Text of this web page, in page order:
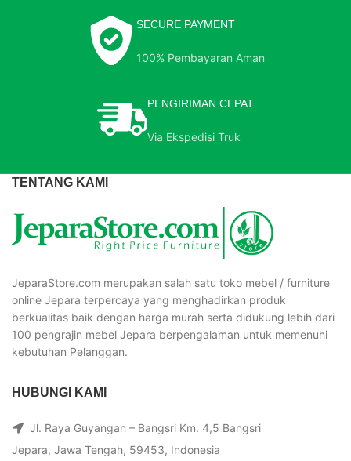
SECURE PAYMENT
100% Pembayaran Aman
PENGIRIMAN CEPAT
Via Ekspedisi Truk
TENTANG KAMI
JeparaStore.com merupakan salah satu toko mebel / furniture
online Jepara terpercaya yang menghadirkan produk
berkualitas baik dengan harga murah serta didukung lebih dari
100 pengrajin mebel Jepara berpengalaman untuk memenuhi
kebutuhan Pelanggan.
HUBUNGI KAMI
Jl. Raya Guyangan – Bangsri Km. 4,5 Bangsri
Jepara, Jawa Tengah, 59453, Indonesia